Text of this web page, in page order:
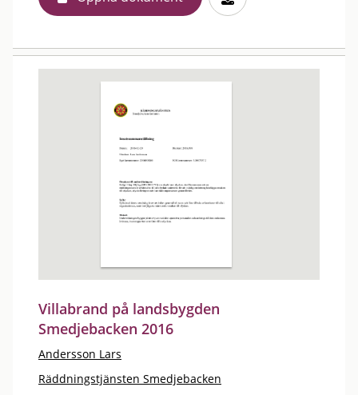
Villabrand på landsbygden
Smedjebacken 2016
Andersson Lars
Räddningstjänsten Smedjebacken